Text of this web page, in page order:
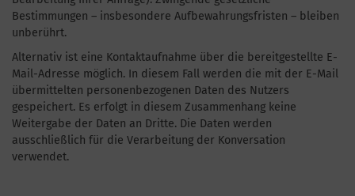
Bestimmungen – insbesondere Aufbewahrungsfristen – bleiben
unberührt.
Alternativ ist eine Kontaktaufnahme über die bereitgestellte E-
Mail-Adresse möglich. In diesem Fall werden die mit der E-Mail
übermittelten personenbezogenen Daten des Nutzers
gespeichert. Es erfolgt in diesem Zusammenhang keine
Weitergabe der Daten an Dritte. Die Daten werden
ausschließlich für die Verarbeitung der Konversation
verwendet.